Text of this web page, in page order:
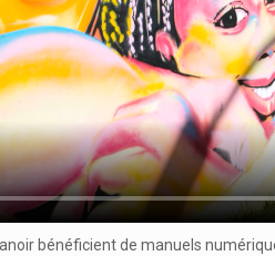
bénéficient de manuels